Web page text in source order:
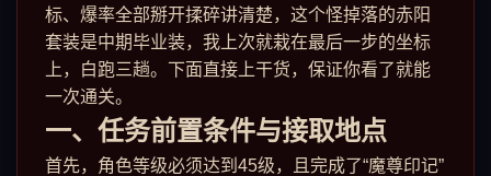
标、爆率全部掰开揉碎讲清楚，这个怪掉落的赤阳
套装是中期毕业装，我上次就栽在最后一步的坐标
上，白跑三趟。下面直接上干货，保证你看了就能
一次通关。
一、任务前置条件与接取地点
首先，角色等级必须达到45级，且完成了“魔尊印记”